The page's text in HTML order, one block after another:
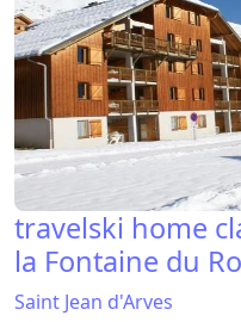
travelski home
la Fontaine du
Saint Jean d'Arves